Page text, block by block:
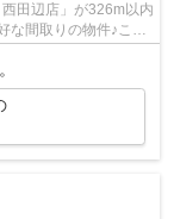
田辺店」が326m以内
な間取りの物件♪こち